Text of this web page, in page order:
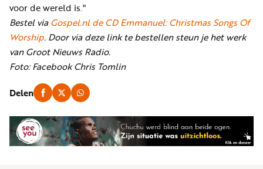
voor de wereld is."
Bestel viaGospel.nl de CD Emmanuel: Christmas Songs Of
Worship. Door via deze link te bestellen steun je het werk
van Groot Nieuws Radio.
Foto: Facebook Chris Tomlin
Delen